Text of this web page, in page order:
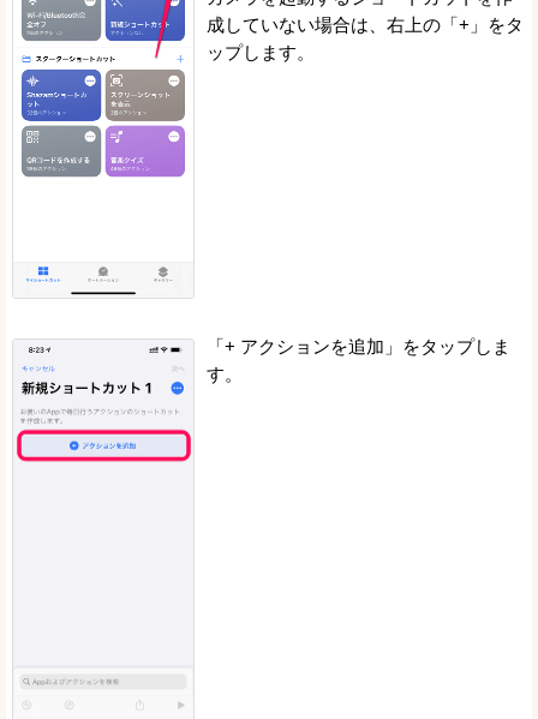
成していない場合は、右上の「+」をタ
ップします。
「+ アクションを追加」をタップしま
す。